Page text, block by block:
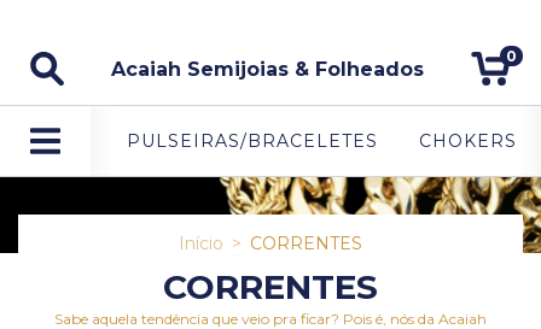
Acaiah Semijoias & Folheados
0
PULSEIRAS/BRACELETES CHOKERS
Início > CORRENTES
CORRENTES
Sabe aquela tendência que veio pra ficar? Pois é, nós da Acaiah